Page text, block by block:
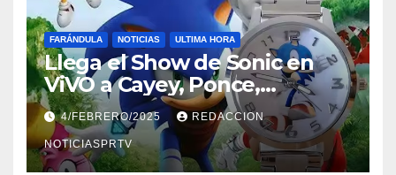
FARÁNDULA NOTICIAS ULTIMA HORA
Llega el Show de Sonic en
ViVO a Cayey, Ponce,
Barceloneta y Humacao,
Relojes gratis para el que
compre ahora….
4/FEBRERO/2025 REDACCION
NOTICIASPRTV